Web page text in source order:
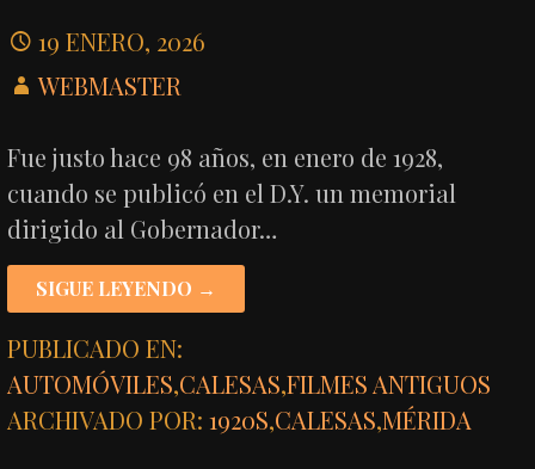
19 ENERO, 2026
WEBMASTER
Fue justo hace 98 años, en enero de 1928,
cuando se publicó en el D.Y. un memorial
dirigido al Gobernador…
SIGUE LEYENDO →
PUBLICADO EN:
AUTOMÓVILES,CALESAS,FILMES ANTIGUOS
ARCHIVADO POR:1920S,CALESAS,MÉRIDA